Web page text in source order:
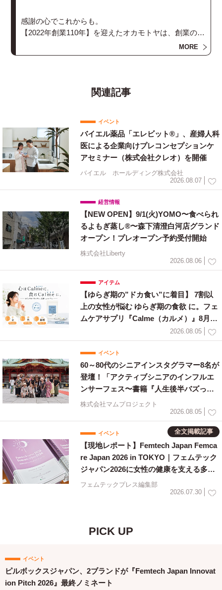
感謝の心でこれからも。
【2022年創業110年】を迎えたオカモトヤは、創業の地
と創業時のビジネスを大切にし時代の変化に柔軟に対
応してきました。
開拓精神」の心を忘れずにこれからもオカモトヤは進
化し続けていきます。
MORE
関連記事
イベント
バイエル薬品「エレビット®」、産婦人科
医による企業向けプレコンセプションケ
アセミナー（株式会社クレオ）を開催
バイエル ホールディング株式会社
2026.08.07
経営情報
【NEW OPEN】9/1(火)YOMO〜食べられ
るよもぎ蒸し®〜森下清澄白河店グランド
オープン！プレオープン予約受付開始
株式会社Liberty
2026.08.06
アイテム
【ゆらぎ期の”ドカ食い”に着目】 7割以
上の女性が悩む ゆらぎ期の食欲 に。フェ
ムケアサプリ『Calme（カルメ）』8月3
2026.08.05
イベント
60～80代のシニアインスタグラマー8名が
登壇！「アクティブシニアのインフルエ
ンサーフェス〜書籍『人生後半バズって
ます！』出版祝〜」を開催
株式会社マムプロジェクト
2026.08.05
イベント 全文掲載記事
【現地レポート】Femtech Japan Femca
re Japan 2026 in TOKYO｜フェムテック
ジャパン2026に女性の健康を支える多様
な取り組みが集結
フェムテックプレス編集部
2026.07.30
PICK UP
イベント
ピルボックスジャパン、2ブランドが『Femtech Japan Innovat
ion Pitch 2026』最終ノミネート